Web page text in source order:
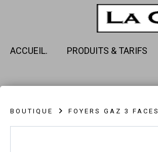
ACCUEIL. PRODUITS & TARIFS
BOUTIQUE FOYERS GAZ 3 FACES